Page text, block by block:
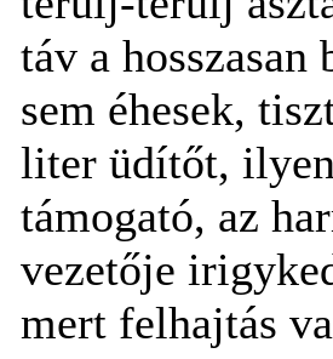
táv a
sem éhesek,
liter üdítőt,
támogató, az
vezetője
mert felhajtás